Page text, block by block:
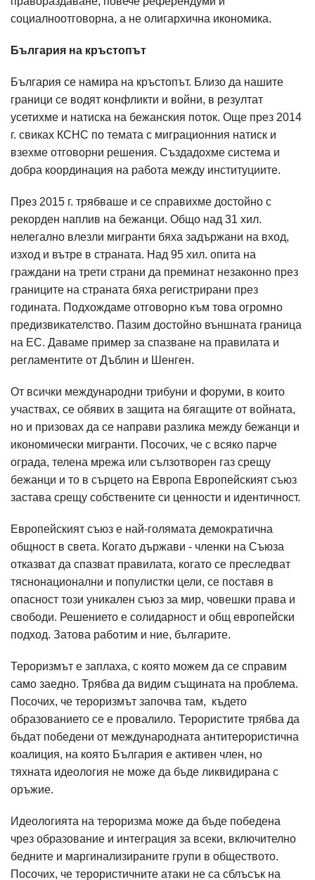
социалноотговорна, а не олигархична икономика.
България на кръстопът
България се намира на кръстопът. Близо да нашите
граници се водят конфликти и войни, в резултат
усетихме и натиска на бежанския поток. Още през 2014
г. свиках КСНС по темата с миграционния натиск и
взехме отговорни решения. Създадохме система и
добра координация на работа между институциите.
През 2015 г. трябваше и се справихме достойно с
рекорден наплив на бежанци. Общо над 31 хил.
нелегално влезли мигранти бяха задържани на вход,
изход и вътре в страната. Над 95 хил. опита на
граждани на трети страни да преминат незаконно през
границите на страната бяха регистрирани през
годината. Подхождаме отговорно към това огромно
предизвикателство. Пазим достойно външната граница
на ЕС. Даваме пример за спазване на правилата и
регламентите от Дъблин и Шенген.
От всички международни трибуни и форуми, в които
участвах, се обявих в защита на бягащите от войната,
но и призовах да се направи разлика между бежанци и
икономически мигранти. Посочих, че с всяко парче
ограда, телена мрежа или сълзотворен газ срещу
бежанци и то в сърцето на Европа Европейският съюз
застава срещу собствените си ценности и идентичност.
Европейският съюз е най-голямата демократична
общност в света. Когато държави - членки на Съюза
отказват да спазват правилата, когато се преследват
тяснонационални и популистки цели, се поставя в
опасност този уникален съюз за мир, човешки права и
свободи. Решението е солидарност и общ европейски
подход. Затова работим и ние, българите.
Тероризмът е заплаха, с която можем да се справим
само заедно. Трябва да видим същината на проблема.
Посочих, че тероризмът започва там, където
образованието се е провалило. Терористите трябва да
бъдат победени от международната антитерористична
коалиция, на която България е активен член, но
тяхната идеология не може да бъде ликвидирана с
оръжие.
Идеологията на тероризма може да бъде победена
чрез образование и интеграция за всеки, включително
бедните и маргинализираните групи в обществото.
Посочих, че терористичните атаки не са сблъсък на